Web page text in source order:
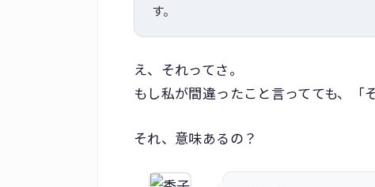
す。
え、それってさ。
もし私が間違ったこと言ってても、「
それ、意味あるの？